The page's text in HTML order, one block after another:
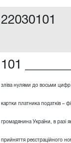
22030101
101
зліва нулями до восьми
картки платника податків –
громадянина України, в разі
прийняття реєстраційного